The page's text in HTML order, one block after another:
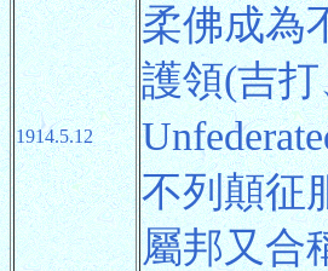
1914.5.12
柔佛成為
護領(吉
不列顛征
屬邦又合